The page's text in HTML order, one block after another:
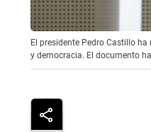
El presidente Pedro Castillo
y democracia. El documento